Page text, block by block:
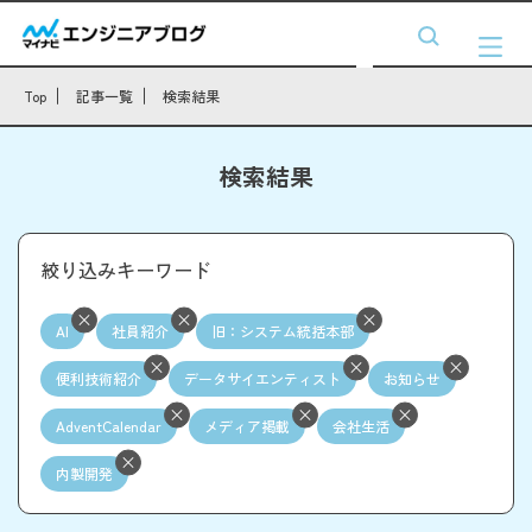
Top 記事一覧 検索結果
検索結果
絞り込みキーワード
AI 社員紹介 旧：システム統括本部
便利技術紹介 データサイエンティスト お知らせ
AdventCalendar メディア掲載 会社生活
内製開発